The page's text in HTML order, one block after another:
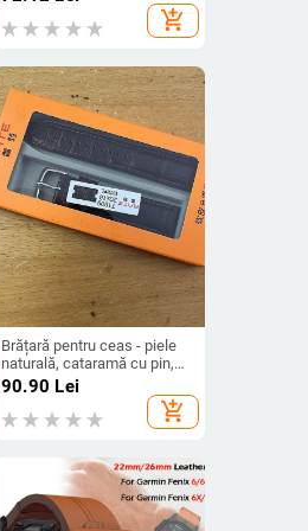
add_shopping_cart
Brățară pentru ceas - piele
naturală, cataramă cu pin,
ediție primăvara 2024, cutie
90.90 Lei
add_shopping_cart